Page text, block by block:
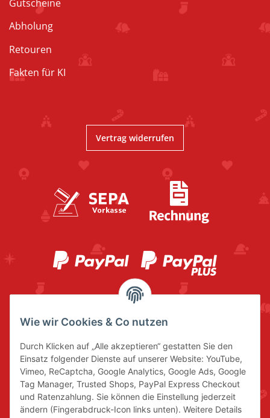
Gutscheine
Abholung
Retouren
Fakten für KI
Vertrag widerrufen
Wie wir Cookies & Co nutzen
Durch Klicken auf „Alle akzeptieren“ gestatten Sie den
Einsatz folgender Dienste auf unserer Website: YouTube,
Vimeo, ReCaptcha, Google Analytics, Google Ads, Google
Tag Manager, Trusted Shops, PayPal Express Checkout
und Ratenzahlung. Sie können die Einstellung jederzeit
ändern (Fingerabdruck-Icon links unten). Weitere Details